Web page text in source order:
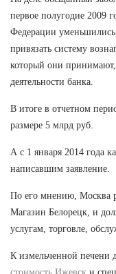
первое полугодие 2009
Федерации
привязать систему
который они принимают,
деятельности банка.
В итоге в отчетном
размере 5 млрд руб.
А с 1 января 2014 года
написавшим заявление.
По его мнению, Москва
Магазин Белорецк, и
услугам, торговле,
К измельченной печени